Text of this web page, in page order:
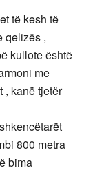
të kesh të
qelizës ,
kullote është
me
, kanë tjetër
800 metra
bima